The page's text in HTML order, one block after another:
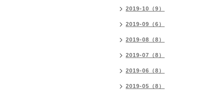
2019-10（9）
2019-09（6）
2019-08（8）
2019-07（8）
2019-06（8）
2019-05（8）